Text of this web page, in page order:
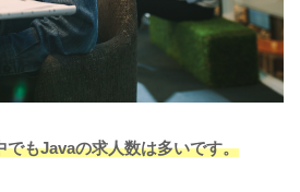
でもJavaの求人数は多いです。